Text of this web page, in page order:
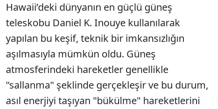
Hawaii’deki dünyanın en güçlü güneş
teleskobu Daniel K. Inouye kullanılarak
yapılan bu keşif, teknik bir imkansızlığın
aşılmasıyla mümkün oldu. Güneş
atmosferindeki hareketler genellikle
"sallanma" şeklinde gerçekleşir ve bu durum,
asıl enerjiyi taşıyan "bükülme" hareketlerini